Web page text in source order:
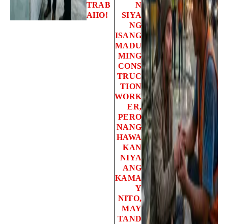
TRAB
AHO!
N
SIYA
NG
ISANG
MADU
MING
CONS
TRUC
TION
WORK
ER,
PERO
NANG
HAWA
KAN
NIYA
ANG
KAMA
Y
NITO,
MAY
TAND